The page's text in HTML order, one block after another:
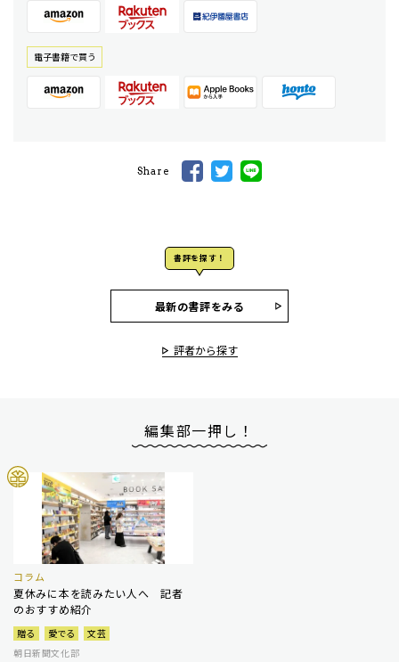
電⼦書籍で買う
Share
書評を探す！
最新の書評をみる
評者から探す
編集部一押し！
コラム
夏休みに本を読みたい人へ 記者
のおすすめ紹介
贈る 愛でる
文芸
朝日新聞文化部